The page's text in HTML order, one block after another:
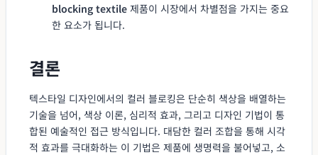
blocking textile 제품이 시장에서 차별점을 가지는 중요
한 요소가 됩니다.
결론
텍스타일 디자인에서의 컬러 블로킹은 단순히 색상을 배열하는
기술을 넘어, 색상 이론, 심리적 효과, 그리고 디자인 기법이 통
합된 예술적인 접근 방식입니다. 대담한 컬러 조합을 통해 시각
적 효과를 극대화하는 이 기법은 제품에 생명력을 불어넣고, 소